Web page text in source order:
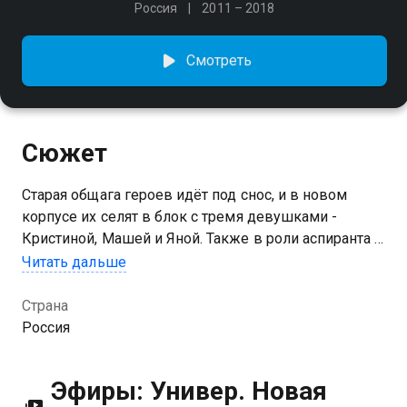
Россия
2011 – 2018
Смотреть
Сюжет
Старая общага героев идёт под снос, и в новом
корпусе их селят в блок с тремя девушками -
Кристиной, Машей и Яной. Также в роли аспиранта в
универ возвращается и Майкл
Читать дальше
Страна
Россия
Эфиры: Универ. Новая